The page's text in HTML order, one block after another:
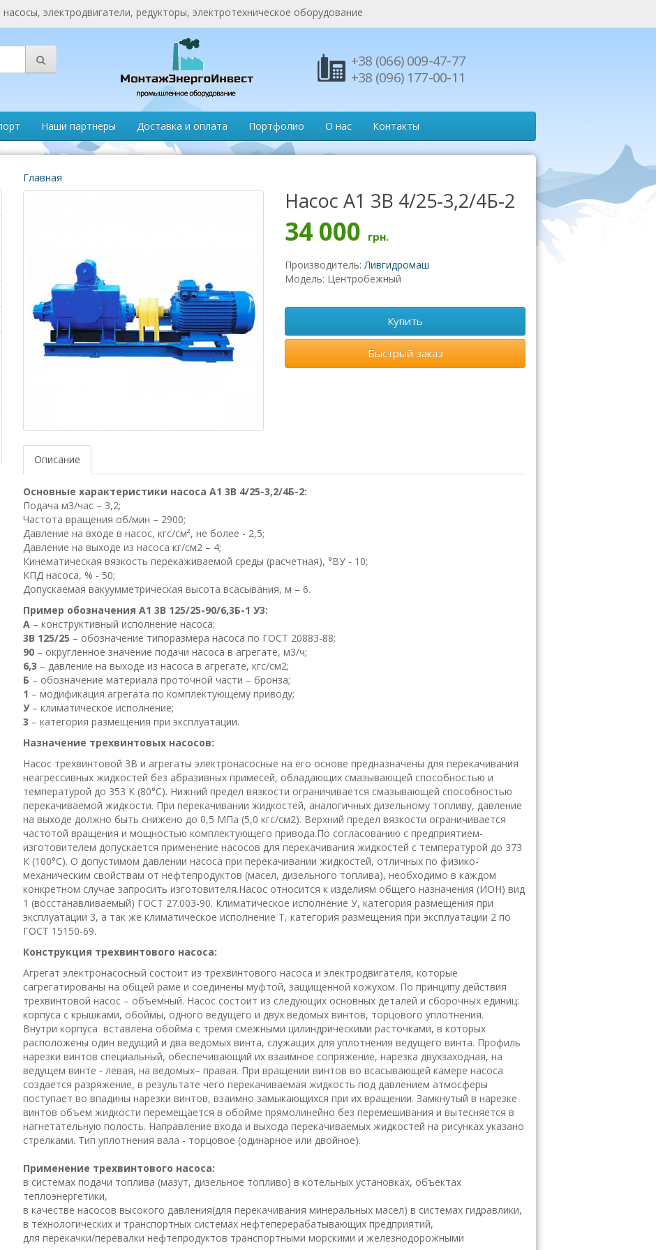
электродвигатели, редукторы, электротехническое оборудование
+38 (066) 009-47-77
+38 (096) 177-00-11
Наши партнеры Доставка и оплата Портфолио О нас Контакты
Главная
Насос А1 3В 4/25-3,2/4Б-2
34 000 грн.
Производитель:Ливгидромаш
Модель: Центробежный
Купить
Быстрый заказ
Описание
Основные характеристики насоса А1 3В 4/25-3,2/4Б-2:
Подача м3/час – 3,2;
Частота вращения об/мин – 2900;
Давление на входе в насос, кгс/см², не более - 2,5;
Давление на выходе из насоса кг/см2 – 4;
Кинематическая вязкость перекаживаемой среды (расчетная), °ВУ - 10;
КПД насоса, % - 50;
Допускаемая вакуумметрическая высота всасывания, м – 6.
Пример обозначения А1 3В 125/25-90/6,3Б-1 У3:
А – конструктивный исполнение насоса;
3В 125/25 – обозначение типоразмера насоса по ГОСТ 20883-88;
90 – округленное значение подачи насоса в агрегате, м3/ч;
6,3 – давление на выходе из насоса в агрегате, кгс/см2;
Б – обозначение материала проточной части – бронза;
1 – модификация агрегата по комплектующему приводу;
У – климатическое исполнение;
3 – категория размещения при эксплуатации.
Назначение трехвинтовых насосов:
Насос трехвинтовой 3В и агрегаты электронасосные на его основе предназначены для перекачивания
неагрессивных жидкостей без абразивных примесей, обладающих смазывающей способностью и
температурой до 353 К (80°С). Нижний предел вязкости ограничивается смазывающей способностью
перекачиваемой жидкости. При перекачивании жидкостей, аналогичных дизельному топливу, давление
на выходе должно быть снижено до 0,5 МПа (5,0 кгс/см2). Верхний предел вязкости ограничивается
частотой вращения и мощностью комплектующего привода.По согласованию с предприятием-
изготовителем допускается применение насосов для перекачивания жидкостей с температурой до 373
К (100°С). О допустимом давлении насоса при перекачивании жидкостей, отличных по физико-
механическим свойствам от нефтепродуктов (масел, дизельного топлива), необходимо в каждом
конкретном случае запросить изготовителя.Насос относится к изделиям общего назначения (ИОН) вид
1 (восстанавливаемый) ГОСТ 27.003-90. Климатическое исполнение У, категория размещения при
эксплуатации 3, а так же климатическое исполнение Т, категория размещения при эксплуатации 2 по
ГОСТ 15150-69.
Конструкция трехвинтового насоса:
Агрегат электронасосный состоит из трехвинтового насоса и электродвигателя, которые
сагрегатированы на общей раме и соединены муфтой, защищенной кожухом. По принципу действия
трехвинтовой насос – объемный. Насос состоит из следующих основных деталей и сборочных единиц:
корпуса с крышками, обоймы, одного ведущего и двух ведомых винтов, торцового уплотнения.
Внутри корпуса вставлена обойма с тремя смежными цилиндрическими расточками, в которых
расположены один ведущий и два ведомых винта, служащих для уплотнения ведущего винта. Профиль
нарезки винтов специальный, обеспечивающий их взаимное сопряжение, нарезка двухзаходная, на
ведущем винте ‑ левая, на ведомых– правая. При вращении винтов во всасывающей камере насоса
создается разряжение, в результате чего перекачиваемая жидкость под давлением атмосферы
поступает во впадины нарезки винтов, взаимно замыкающихся при их вращении. Замкнутый в нарезке
винтов объем жидкости перемещается в обойме прямолинейно без перемешивания и вытесняется в
нагнетательную полость. Направление входа и выхода перекачиваемых жидкостей на рисунках указано
стрелками. Тип уплотнения вала - торцовое (одинарное или двойное).
Применение трехвинтового насоса:
в системах подачи топлива (мазут, дизельное топливо) в котельных установках, объектах
теплоэнергетики,
в качестве насосов высокого давления(для перекачивания минеральных масел) в системах гидравлики,
в технологических и транспортных системах нефтеперерабатывающих предприятий,
для перекачки/перевалки нефтепродуктов транспортными морскими и железнодорожными